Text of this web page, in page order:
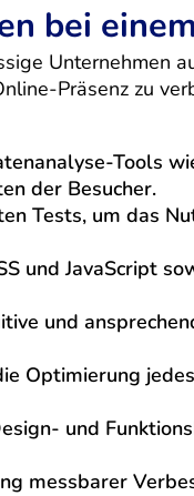
bei
Unternehmen
Präsenz zu
Tools
der Besucher.
Tests, um das
und JavaScript
und
Optimierung
und
messbarer